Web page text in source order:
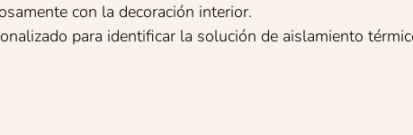
con la decoración interior.
para identificar la solución de aislamiento